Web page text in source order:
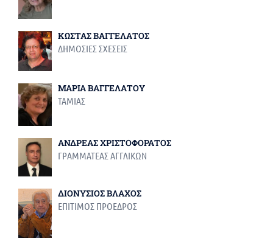
ΚΩΣΤΑΣ ΒΑΓΓΕΛΑΤΟΣ
ΔΗΜΟΣΙΕΣ ΣΧΕΣΕΙΣ
ΜΑΡΙΑ ΒΑΓΓΕΛΑΤΟΥ
ΤΑΜΙΑΣ
ΑΝΔΡΕΑΣ ΧΡΙΣΤΟΦΟΡΑΤΟΣ
ΓΡΑΜΜΑΤΕΑΣ ΑΓΓΛΙΚΩΝ
ΔΙΟΝΥΣΙΟΣ ΒΛΑΧΟΣ
ΕΠΙΤΙΜΟΣ ΠΡΟΕΔΡΟΣ